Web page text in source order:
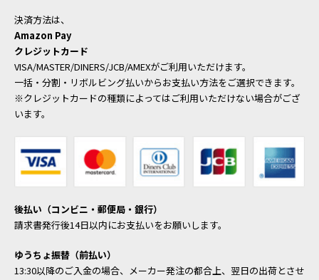
決済方法は、
Amazon Pay
クレジットカード
VISA/MASTER/DINERS/JCB/AMEXがご利用いただけます。
一括・分割・リボルビング払いからお支払い方法をご選択できます。
※クレジットカードの種類によってはご利用いただけない場合がござ
います。
後払い（コンビニ・郵便局・銀行）
請求書発行後14日以内にお支払いをお願いします。
ゆうちょ振替（前払い）
13:30以降のご入金の場合、メーカー発注の都合上、翌日の出荷とさせ